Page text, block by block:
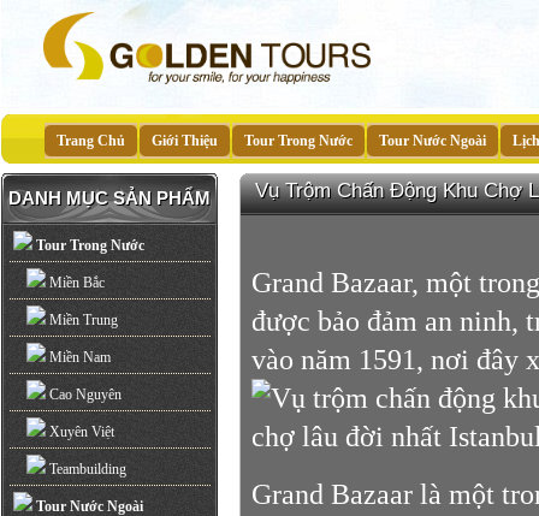
Trang Chủ Giới Thiệu Tour Trong Nước Tour Nước Ngoài
DANH MỤC SẢN PHẨM
Tour Trong Nước
Miền Bắc
Miền Trung
Miền Nam
Cao Nguyên
Xuyên Việt
Teambuilding
Tour Nước Ngoài
Vụ Trộm Chấn Động Khu Chợ
Grand Bazaar, một
được bảo đảm an ninh,
vào năm 1591, nơi đây
Grand Bazaar là một